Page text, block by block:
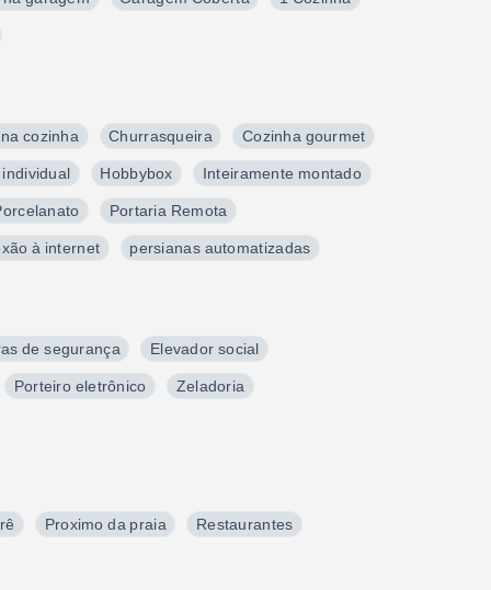
cozinha Churrasqueira Cozinha gourmet
Hobbybox Inteiramente montado
Portaria Remota
à internet persianas automatizadas
de segurança Elevador social
Porteiro eletrônico Zeladoria
Proximo da praia Restaurantes